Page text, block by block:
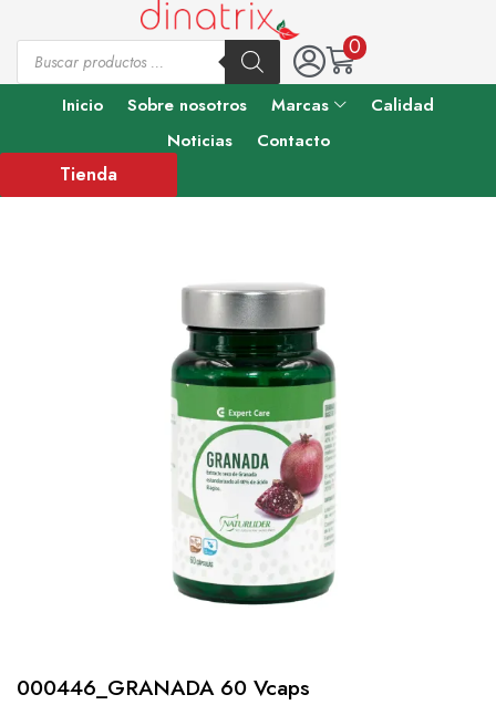
0
Inicio Sobre nosotros Marcas
Calidad
Noticias
Contacto
Tienda
000446_GRANADA 60 Vcaps